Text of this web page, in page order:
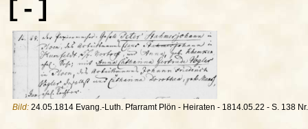
[-]
Bild: 24.05.1814 Evang.-Luth. Pfarramt Plön - Heiraten - 1814.05.22 - S. 138